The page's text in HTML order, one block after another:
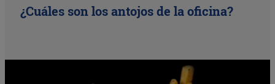
¿Cuáles son los antojos de la oficina?